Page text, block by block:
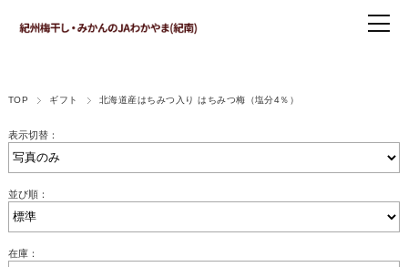
TOP ギフト 北海道産はちみつ入り はちみつ梅（塩分4％）
表示切替：
並び順：
在庫：